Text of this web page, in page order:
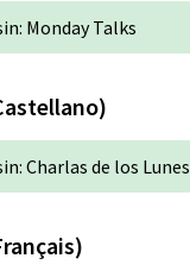
Monday Talks
Charlas de los Lunes